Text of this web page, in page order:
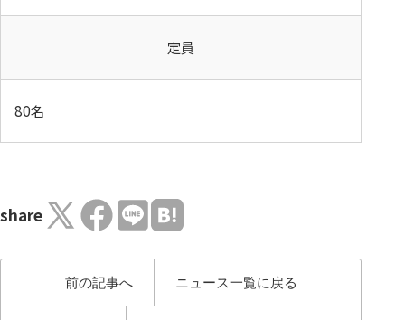
定員
80名
share
前の記事へ ニュース一覧に戻る